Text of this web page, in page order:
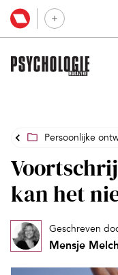
Persoonlijke
kan het
Geschreven
Mensje